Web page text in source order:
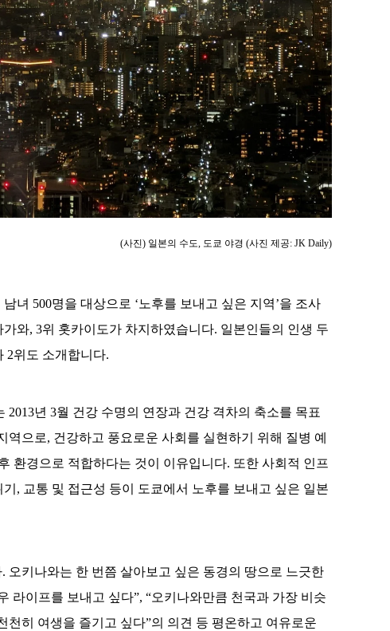
(사진) 일본의 수도, 도쿄 야경 (사진 제공: JK Daily)
녀 500명을 대상으로 ‘노후를 보내고 싶은 지역’을 조사
와, 3위 홋카이도가 차지하였습니다. 일본인들의 인생 두
2위도 소개합니다.
2013년 3월 건강 수명의 연장과 건강 격차의 축소를 목표
역으로, 건강하고 풍요로운 사회를 실현하기 위해 질병 예
환경으로 적합하다는 것이 이유입니다. 또한 사회적 인프
, 교통 및 접근성 등이 도쿄에서 노후를 보내고 싶은 일본
오키나와는 한 번쯤 살아보고 싶은 동경의 땅으로 느긋한
라이프를 보내고 싶다”, “오키나와만큼 천국과 가장 비슷
천히 여생을 즐기고 싶다”의 의견 등 평온하고 여유로운